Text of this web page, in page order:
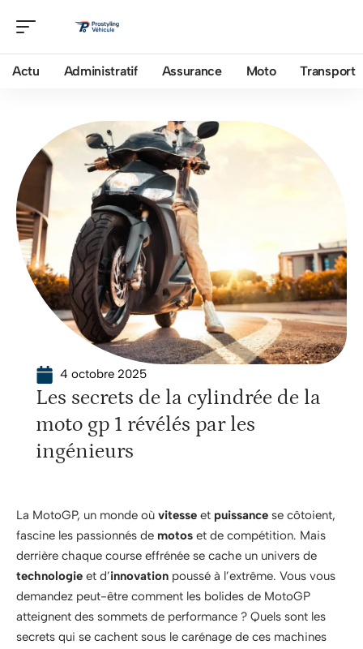
Actu Administratif Assurance Moto Transport
4 octobre 2025
Les secrets de la cylindrée de la
moto gp 1 révélés par les
ingénieurs
La MotoGP, un monde où vitesse et puissance se côtoient,
fascine les passionnés de motos et de compétition. Mais
derrière chaque course effrénée se cache un univers de
technologie et d’innovation poussé à l’extrême. Vous vous
demandez peut-être comment les bolides de MotoGP
atteignent des sommets de performance ? Quels sont les
secrets qui se cachent sous le carénage de ces machines